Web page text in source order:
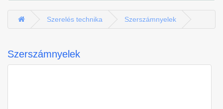
Szerelés technika Szerszámnyelek
Szerszámnyelek